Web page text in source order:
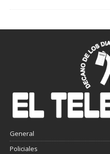
General
Policiales